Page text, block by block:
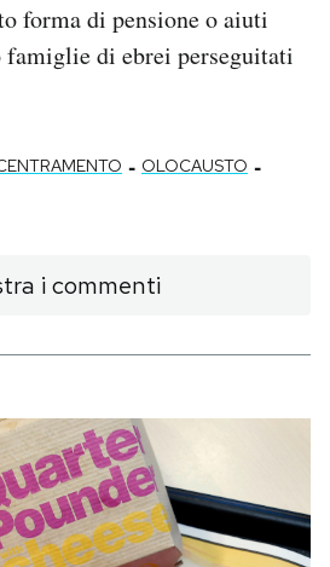
forma di pensione o aiuti
famiglie di ebrei perseguitati
- OLOCAUSTO -
i commenti